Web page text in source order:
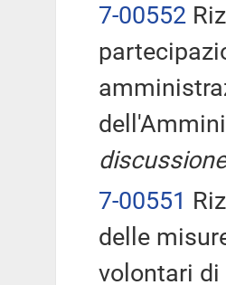
7-00552
7-00551
delle
volontari